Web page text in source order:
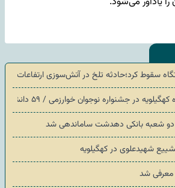
سقوط کرد؛حادثه تلخ در آتش‌سوزی ارتفاعات
نوجوان خوارزمی / ۵۹ دانش‌آموز به مرحله کشوری رسیدند
دو شعبه بانکی دهدشت ساماندهی شد
شهیدعلوی در کهگیلویه
شد